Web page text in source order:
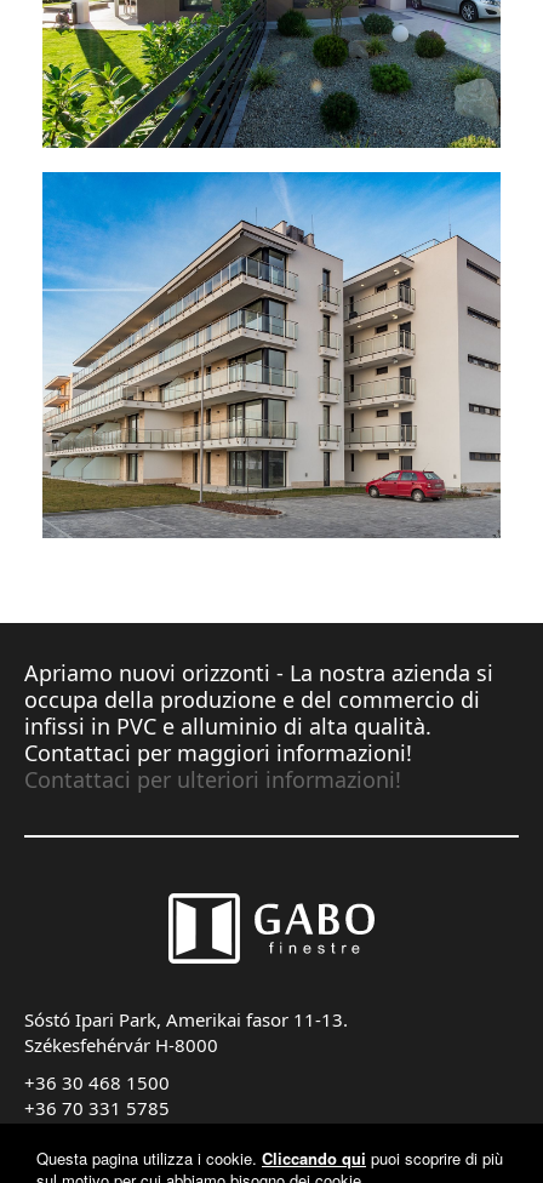
Questa pagina utilizza i cookie. Cliccando qui puoi scoprire di più
Apriamo nuovi orizzonti - La nostra azienda si
occupa della produzione e del commercio di
infissi in PVC e alluminio di alta qualità.
Contattaci per maggiori informazioni!
Contattaci per ulteriori informazioni!
Sóstó Ipari Park, Amerikai fasor 11-13.
Székesfehérvár H-8000
+36 30 468 1500
+36 70 331 5785